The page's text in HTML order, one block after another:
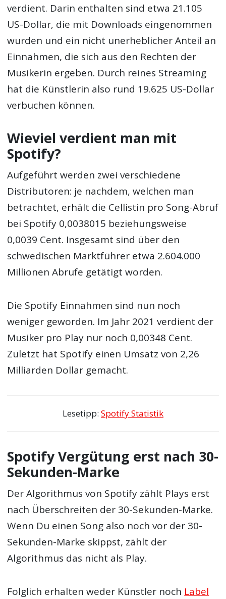
verdient. Darin enthalten sind etwa 21.105
US-Dollar, die mit Downloads eingenommen
wurden und ein nicht unerheblicher Anteil an
Einnahmen, die sich aus den Rechten der
Musikerin ergeben. Durch reines Streaming
hat die Künstlerin also rund 19.625 US-Dollar
verbuchen können.
Wieviel verdient man mit
Spotify?
Aufgeführt werden zwei verschiedene
Distributoren: je nachdem, welchen man
betrachtet, erhält die Cellistin pro Song-Abruf
bei Spotify 0,0038015 beziehungsweise
0,0039 Cent. Insgesamt sind über den
schwedischen Marktführer etwa 2.604.000
Millionen Abrufe getätigt worden.
Die Spotify Einnahmen sind nun noch
weniger geworden. Im Jahr 2021 verdient der
Musiker pro Play nur noch 0,00348 Cent.
Zuletzt hat Spotify einen Umsatz von 2,26
Milliarden Dollar gemacht.
Lesetipp: Spotify Statistik
Spotify Vergütung erst nach 30-
Sekunden-Marke
Der Algorithmus von Spotify zählt Plays erst
nach Überschreiten der 30-Sekunden-Marke.
Wenn Du einen Song also noch vor der 30-
Sekunden-Marke skippst, zählt der
Algorithmus das nicht als Play.
Folglich erhalten weder Künstler noch Label